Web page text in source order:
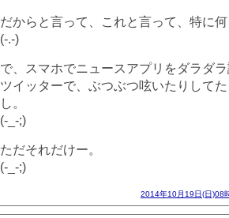
だからと言って、これと言って、特に
(-.-)
で、スマホでニュースアプリをダラダ
ツイッターで、ぶつぶつ呟いたりして
し。
(-_-;)
ただそれだけー。
(-_-;)
2014年10月19日(日)08